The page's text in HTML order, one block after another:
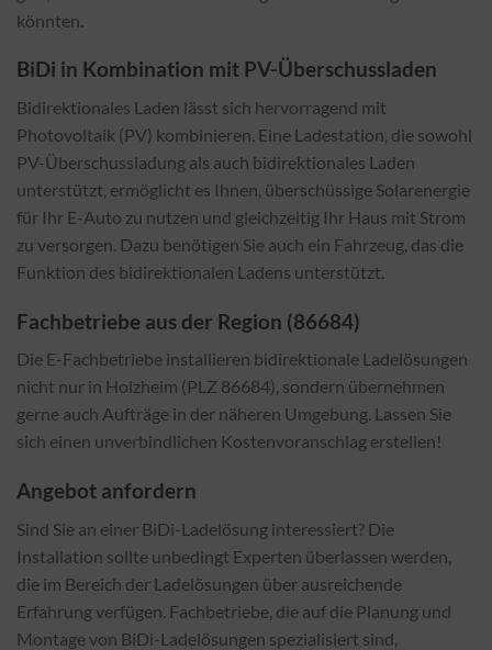
könnten.
BiDi in Kombination mit PV-Überschussladen
Bidirektionales Laden lässt sich hervorragend mit
Photovoltaik (PV) kombinieren. Eine Ladestation, die sowohl
PV-Überschussladung als auch bidirektionales Laden
unterstützt, ermöglicht es Ihnen, überschüssige Solarenergie
für Ihr E-Auto zu nutzen und gleichzeitig Ihr Haus mit Strom
zu versorgen. Dazu benötigen Sie auch ein Fahrzeug, das die
Funktion des bidirektionalen Ladens unterstützt.
Fachbetriebe aus der Region (86684)
Die E-Fachbetriebe installieren bidirektionale Ladelösungen
nicht nur in Holzheim (PLZ 86684), sondern übernehmen
gerne auch Aufträge in der näheren Umgebung. Lassen Sie
sich einen unverbindlichen Kostenvoranschlag erstellen!
Angebot anfordern
Sind Sie an einer BiDi-Ladelösung interessiert? Die
Installation sollte unbedingt Experten überlassen werden,
die im Bereich der Ladelösungen über ausreichende
Erfahrung verfügen. Fachbetriebe, die auf die Planung und
Montage von BiDi-Ladelösungen spezialisiert sind,